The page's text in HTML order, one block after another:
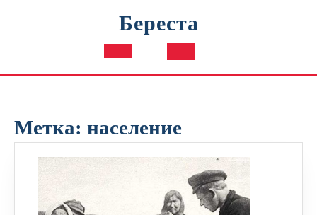
Береста
Кнопка
Метка: население